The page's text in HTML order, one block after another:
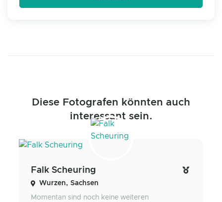
Diese Fotografen könnten auch
interessant sein.
Falk Scheuring
Wurzen, Sachsen
Momentan sind noch keine weiteren